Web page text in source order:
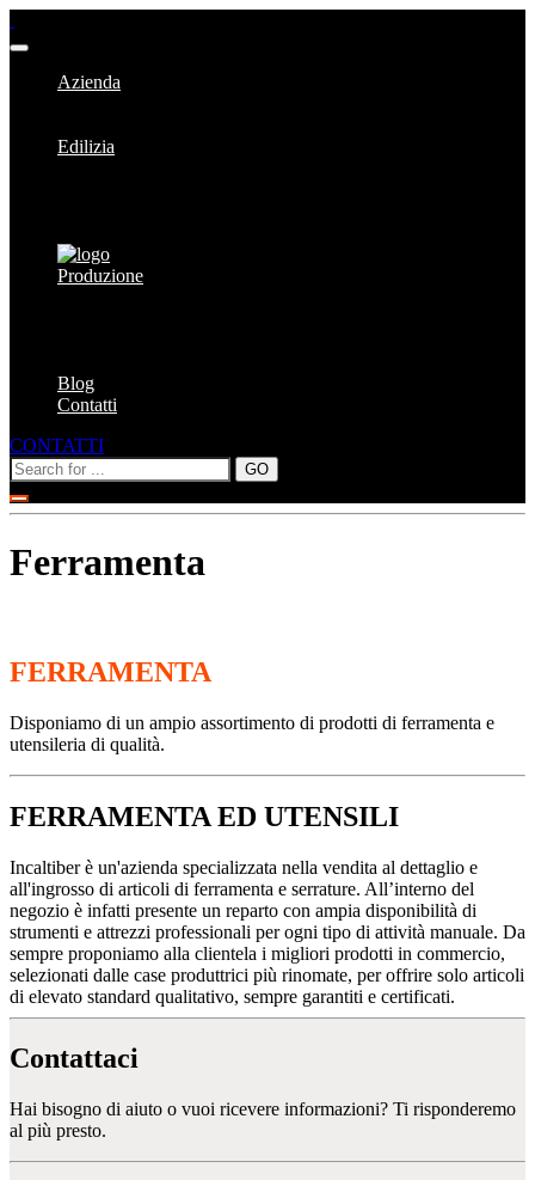
Azienda
Edilizia
Produzione
Blog
Contatti
CONTATTI
Ferramenta
FERRAMENTA
Disponiamo di un ampio assortimento di prodotti di ferramenta e
utensileria di qualità.
FERRAMENTA ED UTENSILI
Incaltiber è un'azienda specializzata nella vendita al dettaglio e
all'ingrosso di articoli di ferramenta e serrature. All’interno del
negozio è infatti presente un reparto con ampia disponibilità di
strumenti e attrezzi professionali per ogni tipo di attività manuale. Da
sempre proponiamo alla clientela i migliori prodotti in commercio,
selezionati dalle case produttrici più rinomate, per offrire solo articoli
di elevato standard qualitativo, sempre garantiti e certificati.
Contattaci
Hai bisogno di aiuto o vuoi ricevere informazioni? Ti risponderemo
al più presto.